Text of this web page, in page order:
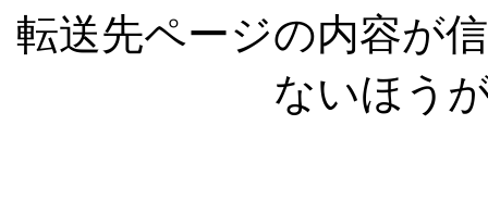
転送先ページの内容が
ないほう